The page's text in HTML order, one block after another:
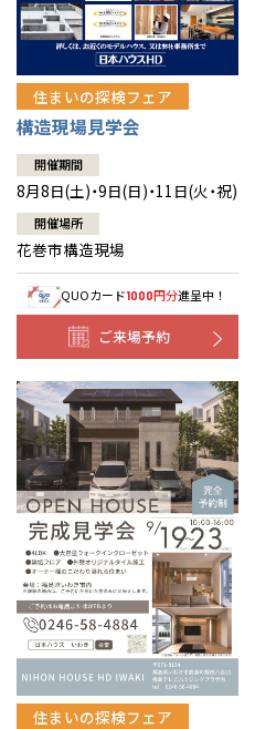
住まいの探検フェア
構造現場見学会
開催期間
8月8日(土)・9日(日)・11日(火・祝)
開催場所
花巻市構造現場
QUOカード1000円分進呈中！
ご来場予約
住まいの探検フェア